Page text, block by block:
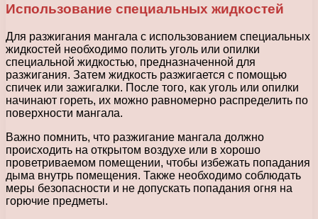
Использование специальных жидкостей
Для разжигания мангала с использованием специальных
жидкостей необходимо полить уголь или опилки
специальной жидкостью, предназначенной для
разжигания. Затем жидкость разжигается с помощью
спичек или зажигалки. После того, как уголь или опилки
начинают гореть, их можно равномерно распределить по
поверхности мангала.
Важно помнить, что разжигание мангала должно
происходить на открытом воздухе или в хорошо
проветриваемом помещении, чтобы избежать попадания
дыма внутрь помещения. Также необходимо соблюдать
меры безопасности и не допускать попадания огня на
горючие предметы.